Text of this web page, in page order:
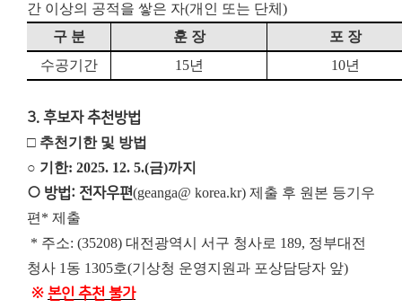
간 이상의 공적을 쌓은 자(개인 또는 단체)
구 분
훈 장
포 장
수공기간
15년 10년
3. 후보자 추천방법
□ 추천기한 및 방법
○ 기한: 2025. 12. 5.(금)까지
○ 방법: 전자우편(geanga@ korea.kr) 제출 후 원본 등기우
편* 제출
* 주소: (35208) 대전광역시 서구 청사로 189, 정부대전
청사 1동 1305호(기상청 운영지원과 포상담당자 앞)
※ 본인 추천 불가